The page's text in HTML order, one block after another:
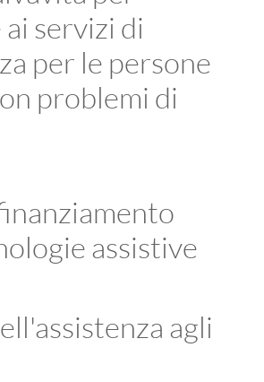
servizi di
per le persone
problemi di
assistive
agli